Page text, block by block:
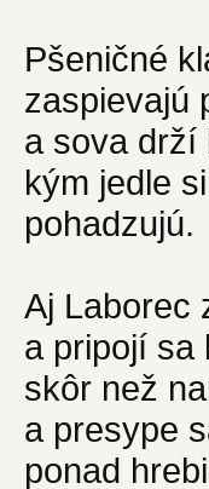
Pšeničné
zaspievajú
a sova drží
kým jedle
pohadzujú.
Aj Laborec
a pripojí sa
skôr než
a presype
ponad